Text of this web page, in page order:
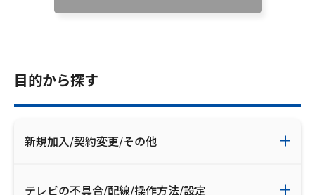
おトクなプラン
パンフレット・チラシ
目的から探す
新規加入/契約変更/その他
テレビの不具合/配線/操作方法/設定